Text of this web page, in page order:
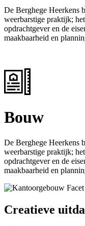
De Berghege Heerkens
weerbarstige praktijk;
opdrachtgever en de
maakbaarheid en
Bouw
De Berghege Heerkens
weerbarstige praktijk;
opdrachtgever en de
maakbaarheid en
Creatieve